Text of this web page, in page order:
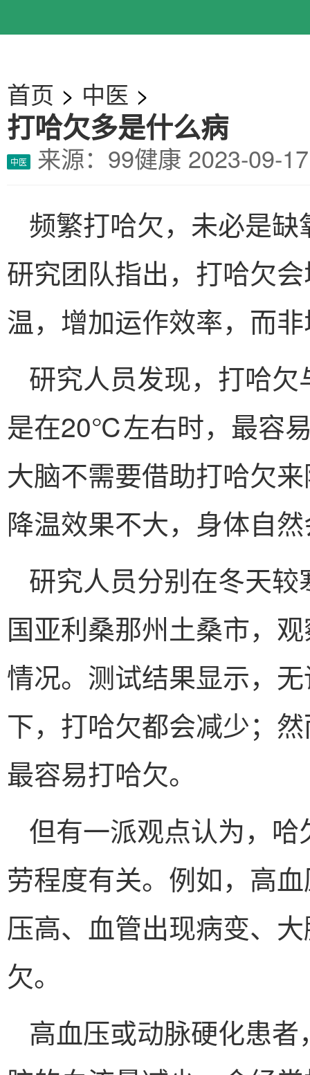
首页 > 中医 >
打哈欠多是什么病
中医 来源：99健康 2023-09-
频繁打哈欠，未必是
研究团队指出，打哈欠
温，增加运作效率，而
研究人员发现，打哈
是在20℃左右时，最容
大脑不需要借助打哈欠
降温效果不大，身体自
研究人员分别在冬天
国亚利桑那州土桑市，
情况。测试结果显示，
下，打哈欠都会减少；
最容易打哈欠。
但有一派观点认为，
劳程度有关。例如，高
压高、血管出现病变、
欠。
高血压或动脉硬化患